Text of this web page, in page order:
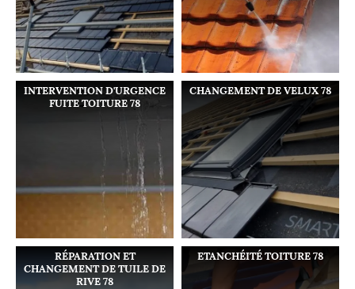
INTERVENTION D'URGENCE
FUITE TOITURE 78
CHANGEMENT DE VELUX 78
RÉPARATION ET
CHANGEMENT DE TUILE DE
RIVE 78
ETANCHÉITÉ TOITURE 78